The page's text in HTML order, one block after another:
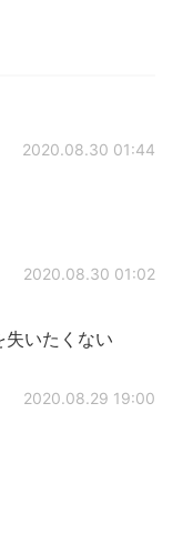
2020.08.30 01:44
2020.08.30 01:02
失いたくない
2020.08.29 19:00